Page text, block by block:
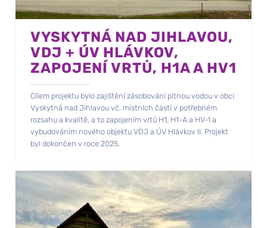
VYSKYTNÁ NAD JIHLAVOU,
VDJ + ÚV HLÁVKOV,
ZAPOJENÍ VRTŮ, H1A A HV1
Cílem projektu bylo zajištění zásobování pitnou vodou v obci
Vyskytná nad Jihlavou vč. místních částí v potřebném
rozsahu a kvalitě, a to zapojením vrtů H1, H1-A a HV-1 a
vybudováním nového objektu VDJ a ÚV Hlávkov II. Projekt
byl dokončen v roce 2025.